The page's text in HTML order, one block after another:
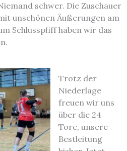
schwer. Die Zuschauer
unschönen Äußerungen am
Schlusspfiff haben wir das
Trotz der
Niederlage
freuen wir uns
über die 24
Tore, unsere
Bestleitung